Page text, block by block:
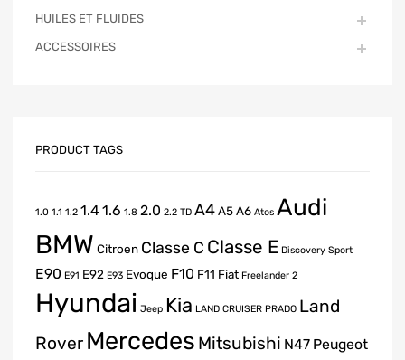
HUILES ET FLUIDES
ACCESSOIRES
PRODUCT TAGS
1.0 1.1 1.2 1.41.6 1.8 2.0 2.2 TD A4A5A6 Atos Audi
BMW Citroen Classe C Classe E Discovery Sport
E90 E91 E92 E93 Evoque F10 F11 Fiat Freelander 2
Hyundai Jeep Kia LAND CRUISER PRADO Land
Rover Mercedes Mitsubishi N47 Peugeot